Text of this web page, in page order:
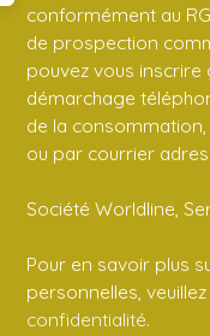
conformément au
de prospection
pouvez vous
démarchage
de la
ou par courrier
Société Worldline,
Pour en savoir plus
personnelles,
confidentialité.